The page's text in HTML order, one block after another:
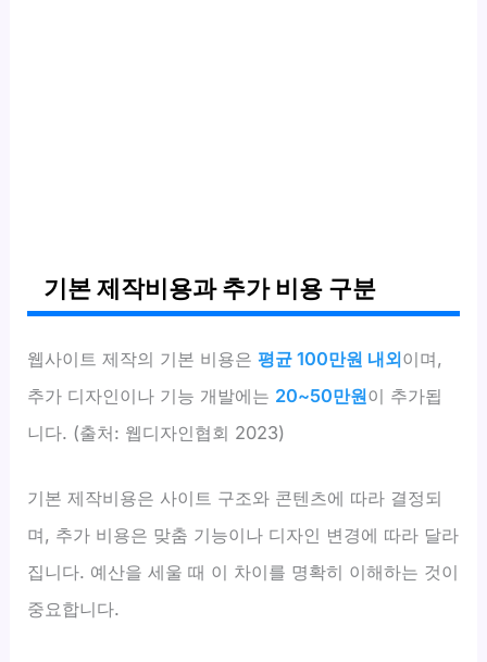
기본 제작비용과 추가 비용 구분
웹사이트 제작의 기본 비용은평균 100만원 내외이며,
추가 디자인이나 기능 개발에는 20~50만원이 추가됩
니다. (출처: 웹디자인협회 2023)
기본 제작비용은 사이트 구조와 콘텐츠에 따라 결정되
며, 추가 비용은 맞춤 기능이나 디자인 변경에 따라 달라
집니다. 예산을 세울 때 이 차이를 명확히 이해하는 것이
중요합니다.